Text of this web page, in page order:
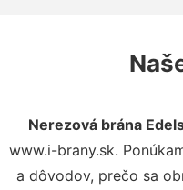
Nerezová brána
www.i-brany.sk.
a dôvodov, prečo sa